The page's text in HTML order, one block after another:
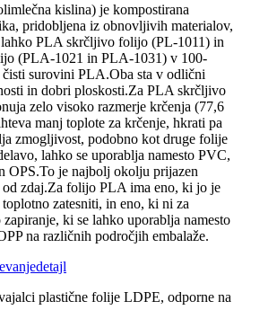
kislina) je kompostirana
pridobljena iz obnovljivih materialov,
PLA skrčljivo folijo (PL-1011) in
(PLA-1021 in PLA-1031) v 100-
čisti surovini PLA.Oba sta v odlični
in dobri ploskosti.Za PLA skrčljivo
zelo visoko razmerje krčenja (77,6
manj toplote za krčenje, hkrati pa
zmogljivost, podobno kot druge folije
lahko se uporablja namesto PVC,
OPS.To je najbolj okolju prijazen
od zdaj.Za folijo PLA ima eno, ki jo je
zatesniti, in eno, ki ni za
ki se lahko uporablja namesto
na različnih področjih embalaže.
detajl